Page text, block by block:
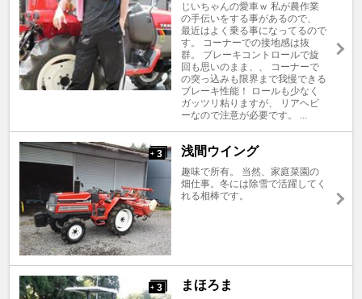
じいちゃんの愛車ｗ 私が農作業
の手伝いをする事があるので、
最近はよく乗る事になってるので
す。 コーナーでの接地感は抜
群。 ブレーキコントロールで旋
回も思いのまま、、 コーナーで
の突っ込みも限界まで我慢できる
ブレーキ性能！ ロールも少なく
ガッツリ粘りますが、 リアヘビ
ーなので注意が必要です。 ...
+ 3 浅間ウイング
趣味で所有。 当然、家庭菜園の
畑仕事。冬には除雪で活躍してく
れる相棒です。
+ 3 まほろま